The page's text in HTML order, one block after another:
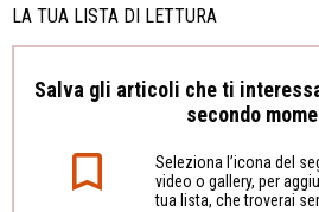
LA TUA LISTA DI LETTURA
Salva gli articoli che ti
secondo
Seleziona l’icona del
video o gallery, per
tua lista, che troverai